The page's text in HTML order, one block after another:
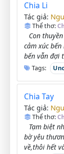
Chia Li
Tác giả:
Thể thơ:
Con
cảm xúc
bến vẫn đợi
Tags:
Chia Tay
Tác giả:
Thể thơ:
Tạm biệt
bờ yêu
về,thôi hết